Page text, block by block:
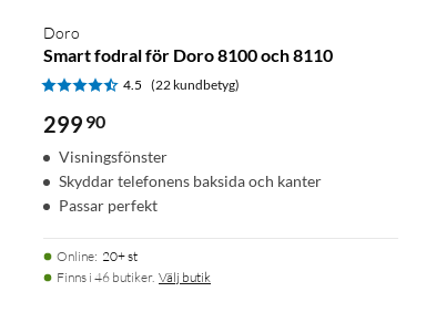
Doro
Smart fodral för Doro 8100 och 8110
4.5 (22 kundbetyg)
299 90
Visningsfönster
Skyddar telefonens baksida och kanter
Passar perfekt
Online: 20+ st
Finns i 46 butiker. Välj butik